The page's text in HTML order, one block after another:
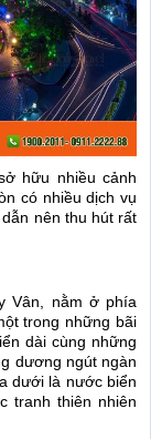
hữu nhiều cảnh
có nhiều dịch vụ
nên thu hút rất
Vân, nằm ở phía
trong những bãi
dài cùng những
dương ngút ngàn
dưới là nước biển
tranh thiên nhiên